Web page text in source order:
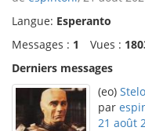
Langue: Esperanto
Messages : 1 Vues :
Derniers messages
(eo)
par
21 août